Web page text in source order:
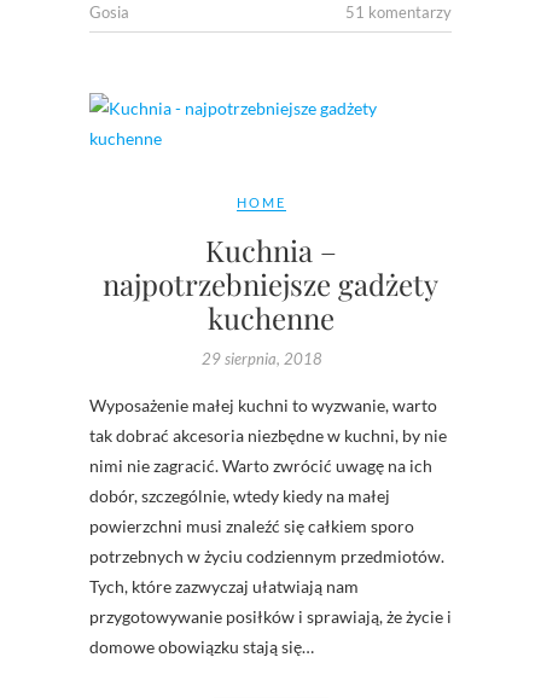
Gosia 51 komentarzy
HOME
Kuchnia –
najpotrzebniejsze gadżety
kuchenne
29 sierpnia, 2018
Wyposażenie małej kuchni to wyzwanie, warto
tak dobrać akcesoria niezbędne w kuchni, by nie
nimi nie zagracić. Warto zwrócić uwagę na ich
dobór, szczególnie, wtedy kiedy na małej
powierzchni musi znaleźć się całkiem sporo
potrzebnych w życiu codziennym przedmiotów.
Tych, które zazwyczaj ułatwiają nam
przygotowywanie posiłków i sprawiają, że życie i
domowe obowiązku stają się…